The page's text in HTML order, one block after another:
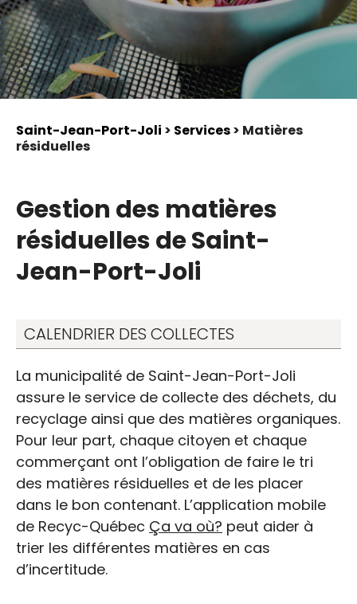
Saint-Jean-Port-Joli > Services> Matières
résiduelles
Gestion des matières
résiduelles de Saint-
Jean-Port-Joli
CALENDRIER DES COLLECTES
La municipalité de Saint-Jean-Port-Joli
assure le service de collecte des déchets, du
recyclage ainsi que des matières organiques.
Pour leur part, chaque citoyen et chaque
commerçant ont l’obligation de faire le tri
des matières résiduelles et de les placer
dans le bon contenant. L’application mobile
de Recyc-Québec Ça va où? peut aider à
trier les différentes matières en cas
d’incertitude.